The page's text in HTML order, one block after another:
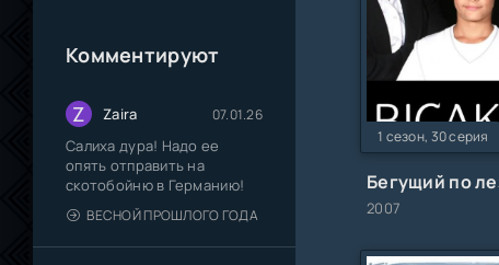
Комментируют
Z Zaira 07.01.26
Салиха дура! Надо ее
опять отправить на
скотобойню в Германию!
ВЕСНОЙ ПРОШЛОГО ГОДА
1 сезон, 30 серия
2007